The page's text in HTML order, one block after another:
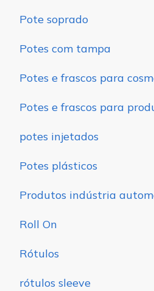
Pote soprado
Potes com tampa
Potes e frascos para
Potes e frascos para
potes injetados
Potes plásticos
Produtos indústria
Roll On
Rótulos
rótulos sleeve